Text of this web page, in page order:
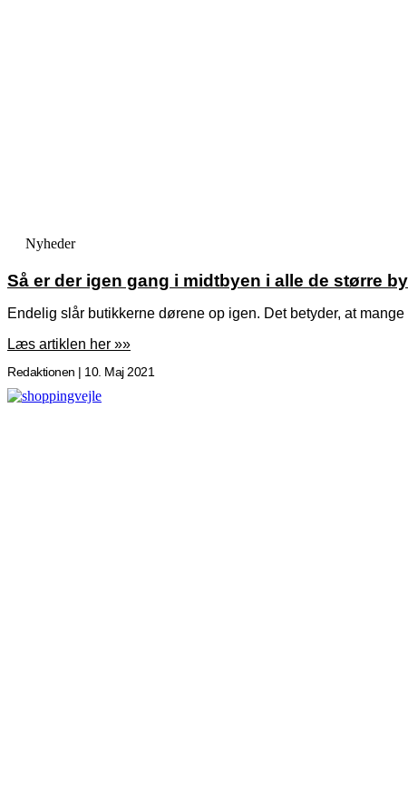
Nyheder
Så er der igen gang i midtbyen i alle de større
Endelig slår butikkerne dørene op igen. Det betyder, at
Læs artiklen her »»
Redaktionen 10. Maj 2021